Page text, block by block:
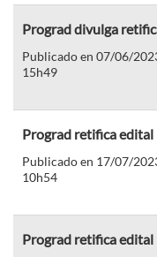
Prograd divulga
Publicado en 07/06/
15h49
Prograd retifica
Publicado en 17/07/
10h54
Prograd retifica edital